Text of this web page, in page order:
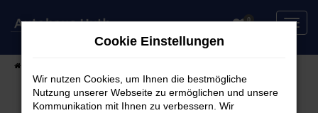
Zum
0
Cookie Einstellungen
Wir nutzen Cookies, um Ihnen die bestmögliche
Nutzung unserer Webseite zu ermöglichen und unsere
Kommunikation mit Ihnen zu verbessern. Wir